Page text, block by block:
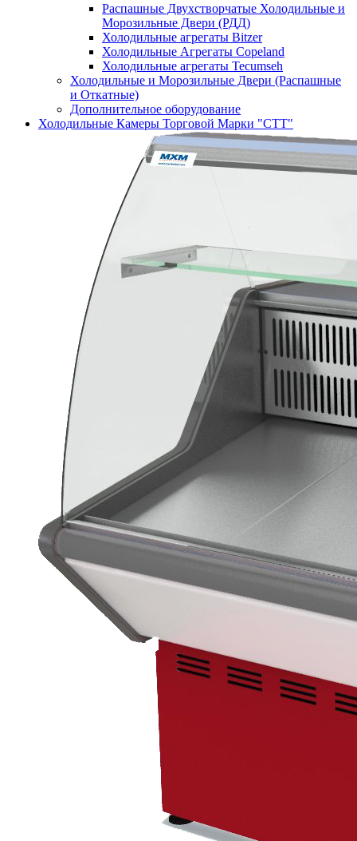
Распашные Двухстворчатые Холодильные и
Морозильные Двери (РДД)
Холодильные агрегаты Bitzer
Холодильные Агрегаты Copeland
Холодильные агрегаты Tecumseh
Холодильные и Морозильные Двери (Распашные
и Откатные)
Дополнительное оборудование
Холодильные Камеры Торговой Марки "СТТ"